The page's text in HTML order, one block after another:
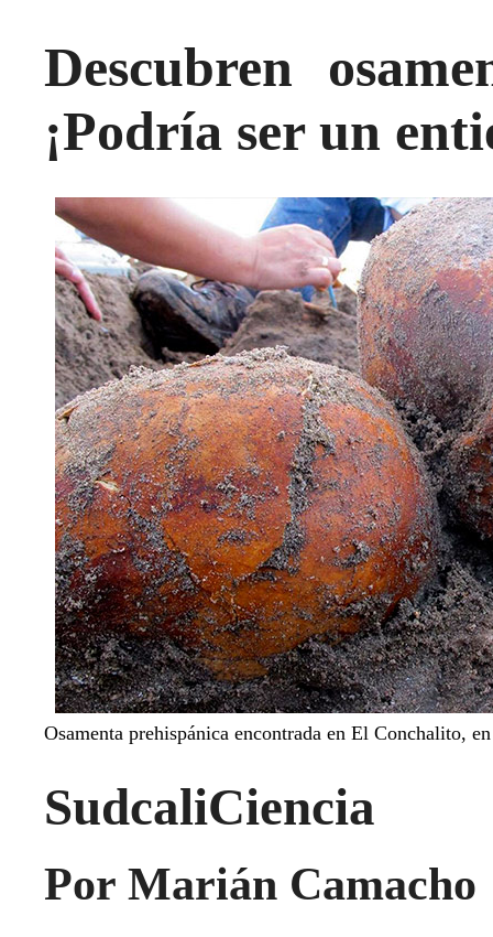
Descubren
¡Podría ser un
Osamenta prehispánica encontrada en El Conchalito,
SudcaliCiencia
Por Marián Camacho